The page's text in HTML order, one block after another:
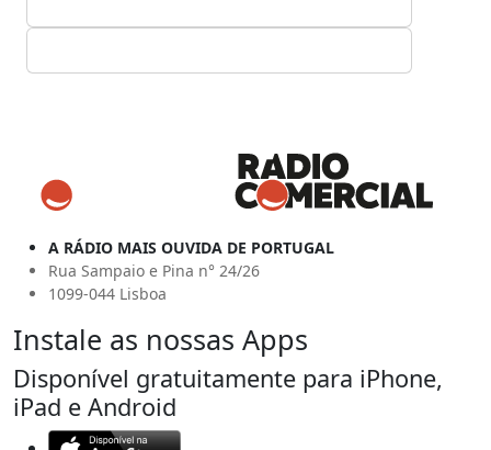
A RÁDIO MAIS OUVIDA DE PORTUGAL
Rua Sampaio e Pina n° 24/26
1099-044 Lisboa
Instale as nossas Apps
Disponível gratuitamente para iPhone,
iPad e Android